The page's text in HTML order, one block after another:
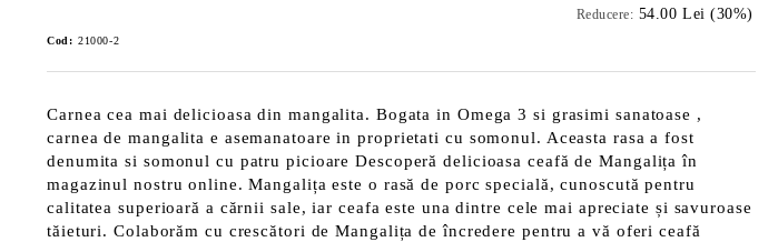
Reducere: 54.00 Lei (30%)
Cod: 21000-2
Carnea cea mai delicioasa din mangalita. Bogata in Omega 3 si grasimi sanatoase ,
carnea de mangalita e asemanatoare in proprietati cu somonul. Aceasta rasa a fost
denumita si somonul cu patru picioare Descoperă delicioasa ceafă de Mangalița în
magazinul nostru online. Mangalița este o rasă de porc specială, cunoscută pentru
calitatea superioară a cărnii sale, iar ceafa este una dintre cele mai apreciate și savuroase
tăieturi. Colaborăm cu crescători de Mangalița de încredere pentru a vă oferi ceafă